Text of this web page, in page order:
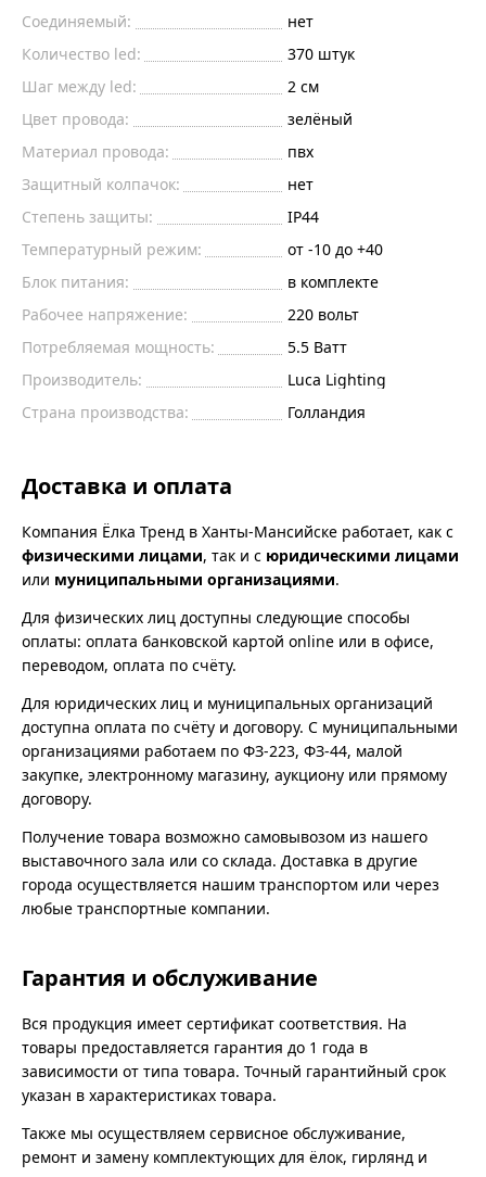
Соединяемый:
нет
Количество led:
370 штук
Шаг между led:
2 см
Цвет провода:
зелёный
Материал провода:
пвх
Защитный колпачок:
нет
Степень защиты:
IP44
Температурный режим:
от -10 до +40
Блок питания:
в комплекте
Рабочее напряжение:
220 вольт
Потребляемая мощность:
5.5 Ватт
Производитель:
Luca Lighting
Страна производства:
Голландия
Доставка и оплата
Компания Ёлка Тренд в Ханты-Мансийске работает, как с
физическими лицами, так и с юридическими лицами
или муниципальными организациями.
Для физических лиц доступны следующие способы
оплаты: оплата банковской картой online или в офисе,
переводом, оплата по счёту.
Для юридических лиц и муниципальных организаций
доступна оплата по счёту и договору. С муниципальными
организациями работаем по ФЗ-223, ФЗ-44, малой
закупке, электронному магазину, аукциону или прямому
договору.
Получение товара возможно самовывозом из нашего
выставочного зала или со склада. Доставка в другие
города осуществляется нашим транспортом или через
любые транспортные компании.
Гарантия и обслуживание
Вся продукция имеет сертификат соответствия. На
товары предоставляется гарантия до 1 года в
зависимости от типа товара. Точный гарантийный срок
указан в характеристиках товара.
Также мы осуществляем сервисное обслуживание,
ремонт и замену комплектующих для ёлок, гирлянд и